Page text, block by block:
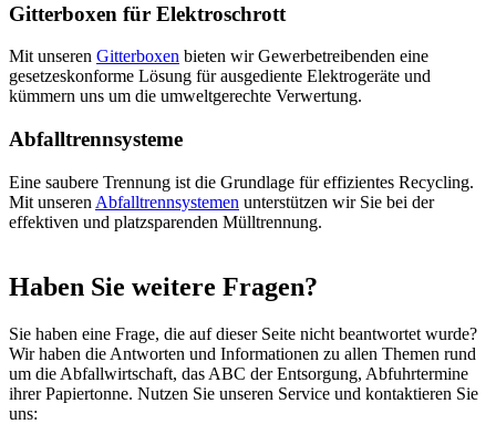
Gitterboxen für Elektroschrott
Mit unseren Gitterboxen bieten wir Gewerbetreibenden eine
gesetzeskonforme Lösung für ausgediente Elektrogeräte und
kümmern uns um die umweltgerechte Verwertung.
Abfalltrennsysteme
Eine saubere Trennung ist die Grundlage für effizientes Recycling.
Mit unseren Abfalltrennsystemen unterstützen wir Sie bei der
effektiven und platzsparenden Mülltrennung.
Haben Sie weitere Fragen?
Sie haben eine Frage, die auf dieser Seite nicht beantwortet wurde?
Wir haben die Antworten und Informationen zu allen Themen rund
um die Abfallwirtschaft, das ABC der Entsorgung, Abfuhrtermine
ihrer Papiertonne. Nutzen Sie unseren Service und kontaktieren Sie
uns: